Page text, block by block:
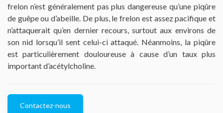
frelon n’est généralement pas plus dangereuse qu’une piqûre
de guêpe ou d’abeille. De plus, le frelon est assez pacifique et
n’attaquerait qu’en dernier recours, surtout aux environs de
son nid lorsqu’il sent celui-ci attaqué. Néanmoins, la piqûre
est particulièrement douloureuse à cause d’un taux plus
important d’acétylcholine.
Contactez-nous